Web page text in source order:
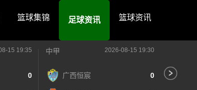
篮球集锦 足球资讯 篮球资讯
15 19:35
0
中甲 2026-08-15 19:30
广西恒宸 0